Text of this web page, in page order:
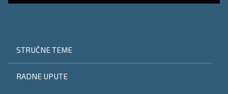
STRUČNE TEME
RADNE UPUTE